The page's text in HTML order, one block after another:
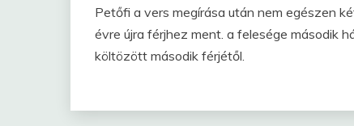
Petőfi a vers megírása után nem egészen
évre újra férjhez ment. a felesége második
költözött második férjétől.